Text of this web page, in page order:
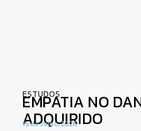
ESTUDOS
EMPATIA NO
ADQUIRIDO
15 de Julho, 2026